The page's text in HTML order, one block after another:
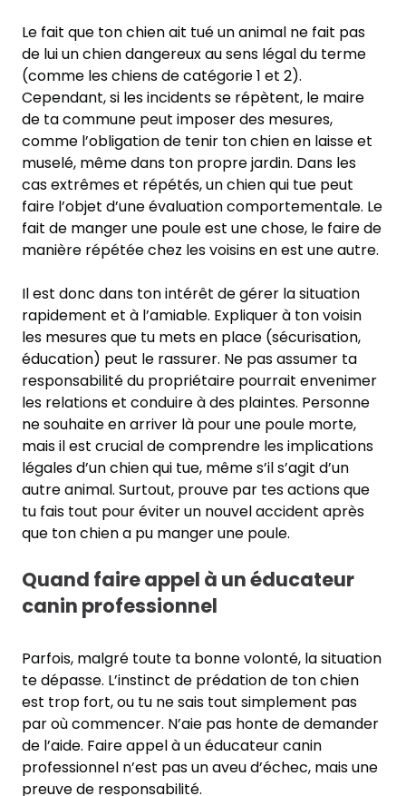
Le fait que ton chien ait tué un animal ne fait pas
de lui un chien dangereux au sens légal du terme
(comme les chiens de catégorie 1 et 2).
Cependant, si les incidents se répètent, le maire
de ta commune peut imposer des mesures,
comme l’obligation de tenir ton chien en laisse et
muselé, même dans ton propre jardin. Dans les
cas extrêmes et répétés, un chien qui tue peut
faire l’objet d’une évaluation comportementale. Le
fait de manger une poule est une chose, le faire de
manière répétée chez les voisins en est une autre.
Il est donc dans ton intérêt de gérer la situation
rapidement et à l’amiable. Expliquer à ton voisin
les mesures que tu mets en place (sécurisation,
éducation) peut le rassurer. Ne pas assumer ta
responsabilité du propriétaire pourrait envenimer
les relations et conduire à des plaintes. Personne
ne souhaite en arriver là pour une poule morte,
mais il est crucial de comprendre les implications
légales d’un chien qui tue, même s’il s’agit d’un
autre animal. Surtout, prouve par tes actions que
tu fais tout pour éviter un nouvel accident après
que ton chien a pu manger une poule.
Quand faire appel à un éducateur
canin professionnel
Parfois, malgré toute ta bonne volonté, la situation
te dépasse. L’instinct de prédation de ton chien
est trop fort, ou tu ne sais tout simplement pas
par où commencer. N’aie pas honte de demander
de l’aide. Faire appel à un éducateur canin
professionnel n’est pas un aveu d’échec, mais une
preuve de responsabilité.